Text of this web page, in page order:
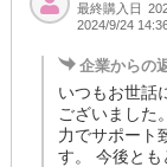
最終購入日
2024/9/24
企業からの
いつもお世話
ございました
力でサポート
す。 今後とも